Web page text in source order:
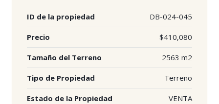
ID de la propiedad DB-024-045
Precio $410,080
Tamaño del Terreno 2563 m2
Tipo de Propiedad Terreno
Estado de la Propiedad VENTA